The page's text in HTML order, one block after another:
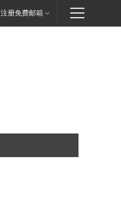
注册免费邮箱